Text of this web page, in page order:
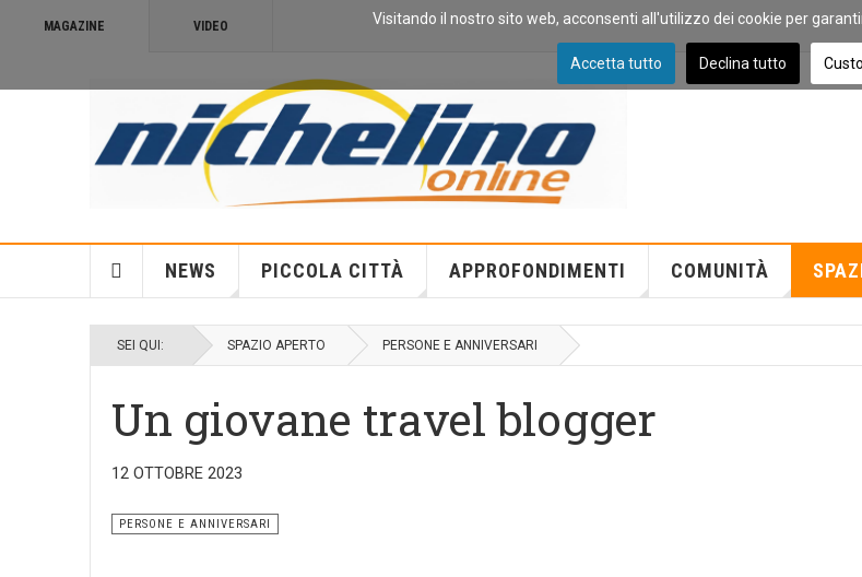
MAGAZINE VIDEO
NEWS PICCOLA CITTÀ APPROFONDIMENTI COMUNITÀ
SEI QUI: SPAZIO APERTO PERSONE E ANNIVERSARI
Un giovane travel blogger
12 OTTOBRE 2023
PERSONE E ANNIVERSARI
Visitando il nostro sito web, acconsenti all'utilizzo dei cookie per
Accetta tutto Declina tutto